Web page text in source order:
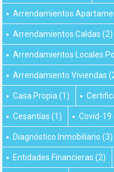
Arrendamientos
Arrendamientos Caldas (2)
Arrendamientos Locales
Arrendamiento Viviendas
Casa Propia (1)
Cesantías (1) Covid-19
Diagnóstico Inmobiliario (3)
Entidades Financieras (2)